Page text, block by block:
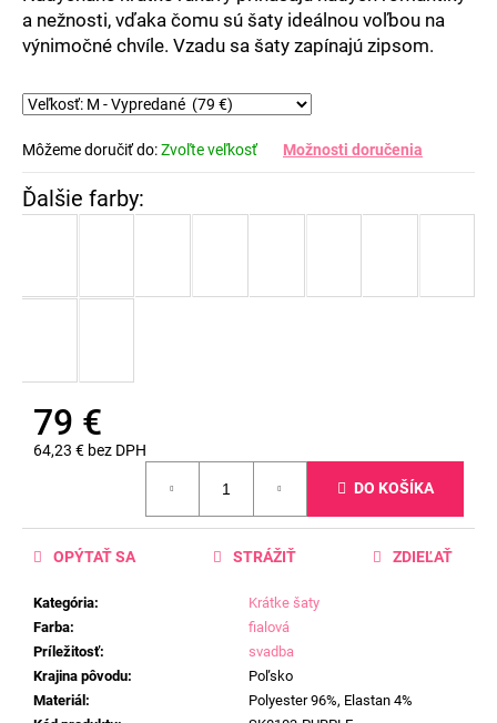
a nežnosti, vďaka čomu sú šaty ideálnou voľbou na
výnimočné chvíle. Vzadu sa šaty zapínajú zipsom.
Môžeme doručiť do:Zvoľte veľkosť Možnosti doručenia
79 €
64,23 € bez DPH
DO KOŠÍKA
Kategória:
Krátke šaty
Farba:
fialová
Príležitosť:
svadba
Krajina pôvodu:
Poľsko
Materiál :
Polyester 96%, Elastan 4%
OPÝTAŤ SA STRÁŽIŤ ZDIEĽAŤ